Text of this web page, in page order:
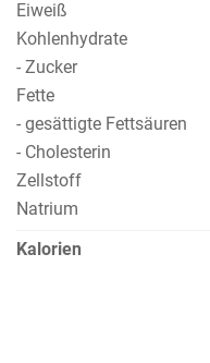
Eiweiß
Kohlenhydrate
- Zucker
Fette
- gesättigte Fettsäuren
- Cholesterin
Zellstoff
Natrium
Kalorien